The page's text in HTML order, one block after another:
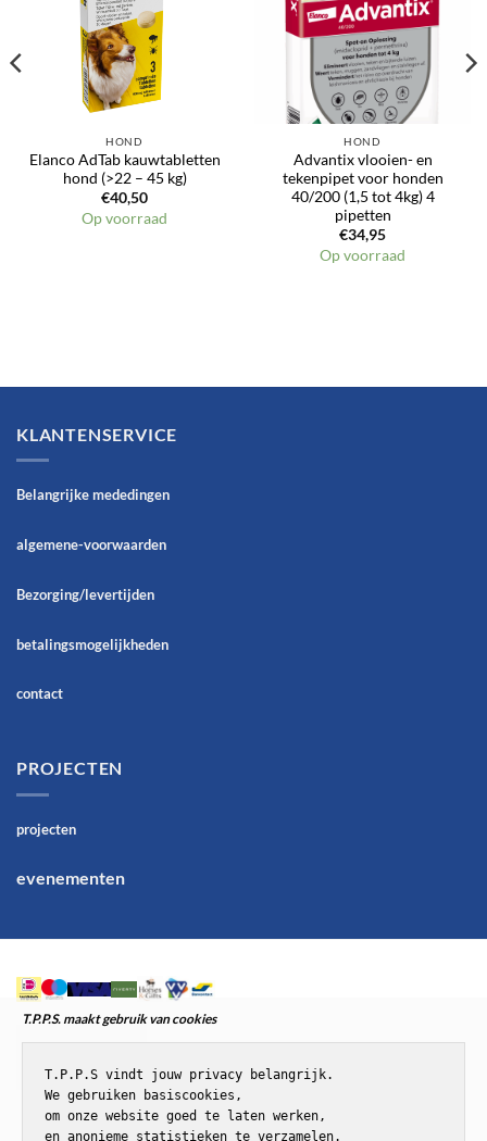
HOND
Elanco AdTab kauwtabletten
hond (>22 – 45 kg)
€40,50
Op voorraad
HOND
Advantix vlooien- en
tekenpipet voor honden
40/200 (1,5 tot 4kg) 4
pipetten
€34,95
Op voorraad
KLANTENSERVICE
Belangrijke mededingen
algemene-voorwaarden
Bezorging/levertijden
betalingsmogelijkheden
contact
PROJECTEN
projecten
evenementen
T.P.P.S. maakt gebruik van cookies
T.P.P.S vindt jouw privacy belangrijk.
We gebruiken basiscookies,
om onze website goed te laten werken,
en anonieme statistieken te verzamelen.